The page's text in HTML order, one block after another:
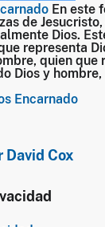
En este
de
Dios.
representa
quien que
Dios y hombre,
Encarnado
David Cox